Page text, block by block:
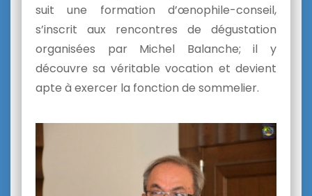
suit une formation d’œnophile-conseil,
s’inscrit aux rencontres de dégustation
organisées par Michel Balanche; il y
découvre sa véritable vocation et devient
apte à exercer la fonction de sommelier.